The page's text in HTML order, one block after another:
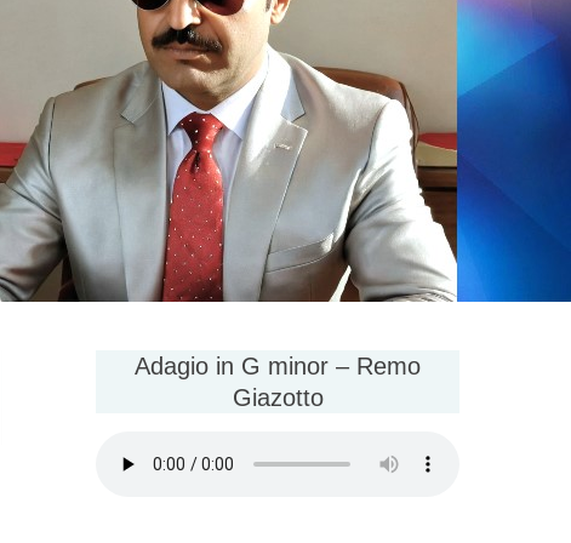
Adagio in G minor – Remo
Giazotto